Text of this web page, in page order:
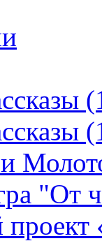
"От